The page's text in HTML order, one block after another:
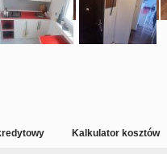
Kalkulator kosztów